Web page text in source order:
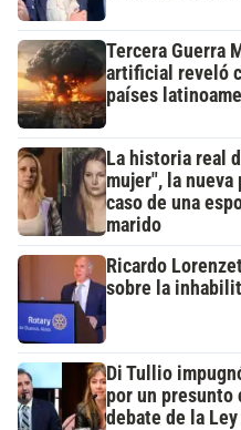
Tercera Guerra
artificial reveló
países
La historia real
mujer", la
caso de una
marido
Ricardo
sobre la
Di Tullio
por un presunto
debate de la